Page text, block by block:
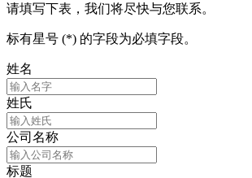
请填写下表，我们将尽快与您联系。
标有星号 (*) 的字段为必填字段。
姓名
姓氏
公司名称
标题